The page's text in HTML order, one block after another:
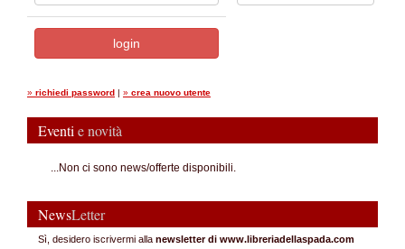
» richiedi password | » crea nuovo utente
Eventi e novità
...Non ci sono news/offerte disponibili.
NewsLetter
Sì, desidero iscrivermi alla newsletter di www.libreriadellaspada.com